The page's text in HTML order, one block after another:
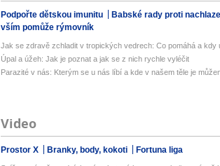
Podpořte dětskou imunitu
Babské rady proti
vším pomůže rýmovník
Jak se zdravě zchladit v tropických vedrech: Co pomáhá a kdy
Úpal a úžeh: Jak je poznat a jak se z nich rychle vyléčit
Parazité v nás: Kterým se u nás líbí a kde v našem těle je
Video
Prostor X Branky, body, kokoti Fortuna liga